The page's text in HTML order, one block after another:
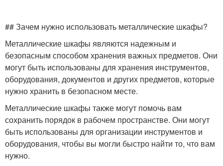
## Зачем нужно использовать металлические шкафы?
Металлические шкафы являются надежным и
безопасным способом хранения важных предметов. Они
могут быть использованы для хранения инструментов,
оборудования, документов и других предметов, которые
нужно хранить в безопасном месте.
Металлические шкафы также могут помочь вам
сохранить порядок в рабочем пространстве. Они могут
быть использованы для организации инструментов и
оборудования, чтобы вы могли быстро найти то, что вам
нужно.